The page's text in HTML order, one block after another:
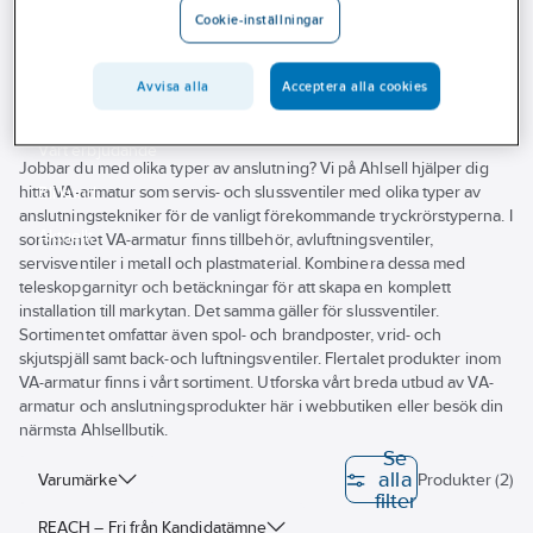
Vårt erbjudande
Bli kund
Aktuellt
Pipelife Pro Smart mätarbrunnar
Jobbar du med olika typer av anslutning? Vi på Ahlsell hjälper dig
hitta VA-armatur som servis- och slussventiler med olika typer av
anslutningstekniker för de vanligt förekommande tryckrörstyperna. I
sortimentet VA-armatur finns tillbehör, avluftningsventiler,
servisventiler i metall och plastmaterial. Kombinera dessa med
teleskopgarnityr och betäckningar för att skapa en komplett
installation till markytan. Det samma gäller för slussventiler.
Sortimentet omfattar även spol- och brandposter, vrid- och
skjutspjäll samt back-och luftningsventiler. Flertalet produkter inom
VA-armatur finns i vårt sortiment. Utforska vårt breda utbud av VA-
armatur och anslutningsprodukter här i webbutiken eller besök din
närmsta Ahlsellbutik.
Varumärke
REACH – Fri från Kandidatämne
Se
alla
filter
Produkter (2)
Cookie-inställningar
Avvisa alla Acceptera alla cookies